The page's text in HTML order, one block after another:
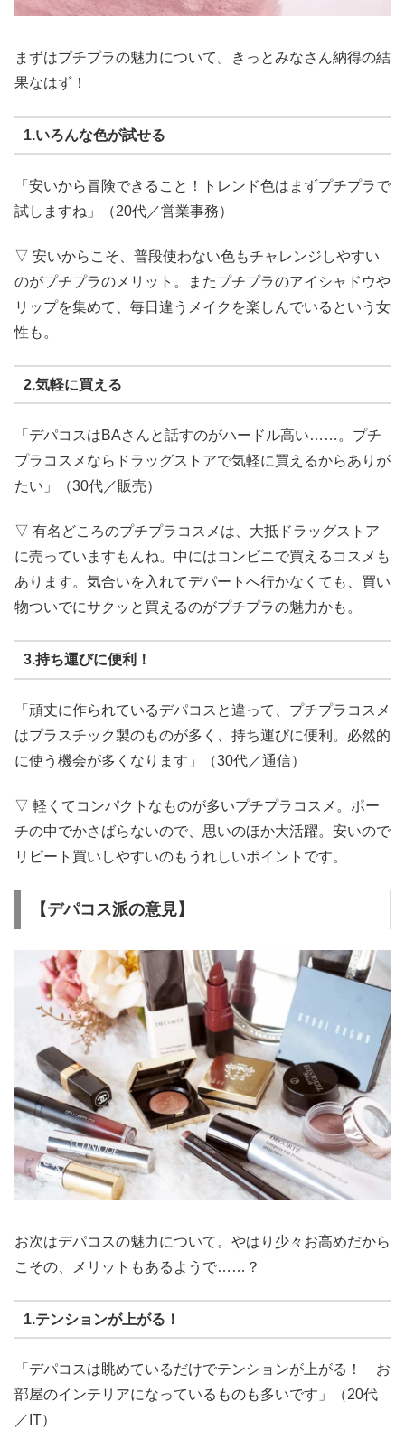
まずはプチプラの魅力について。きっとみなさん納得の結
果なはず！
1.いろんな色が試せる
「安いから冒険できること！トレンド色はまずプチプラで
試しますね」（20代／営業事務）
▽ 安いからこそ、普段使わない色もチャレンジしやすい
のがプチプラのメリット。またプチプラのアイシャドウや
リップを集めて、毎日違うメイクを楽しんでいるという女
性も。
2.気軽に買える
「デパコスはBAさんと話すのがハードル高い……。プチ
プラコスメならドラッグストアで気軽に買えるからありが
たい」（30代／販売）
▽ 有名どころのプチプラコスメは、大抵ドラッグストア
に売っていますもんね。中にはコンビニで買えるコスメも
あります。気合いを入れてデパートへ行かなくても、買い
物ついでにサクッと買えるのがプチプラの魅力かも。
3.持ち運びに便利！
「頑丈に作られているデパコスと違って、プチプラコスメ
はプラスチック製のものが多く、持ち運びに便利。必然的
に使う機会が多くなります」（30代／通信）
▽ 軽くてコンパクトなものが多いプチプラコスメ。ポー
チの中でかさばらないので、思いのほか大活躍。安いので
リピート買いしやすいのもうれしいポイントです。
【デパコス派の意見】
お次はデパコスの魅力について。やはり少々お高めだから
こその、メリットもあるようで……？
1.テンションが上がる！
「デパコスは眺めているだけでテンションが上がる！ お
部屋のインテリアになっているものも多いです」（20代
／IT）